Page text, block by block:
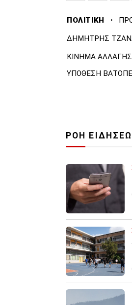
ΠΟΛΙΤΙΚΗ ·
ΔΗΜΗΤΡΗΣ
ΚΙΝΗΜΑ ΑΛΛΑΓΗΣ
ΥΠΟΘΕΣΗ
ΡΟΗ